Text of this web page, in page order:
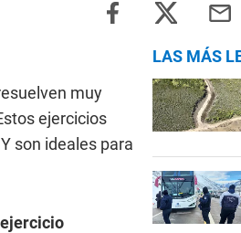
muy
ejercicios
son ideales para
ejercicio
LAS MÁS